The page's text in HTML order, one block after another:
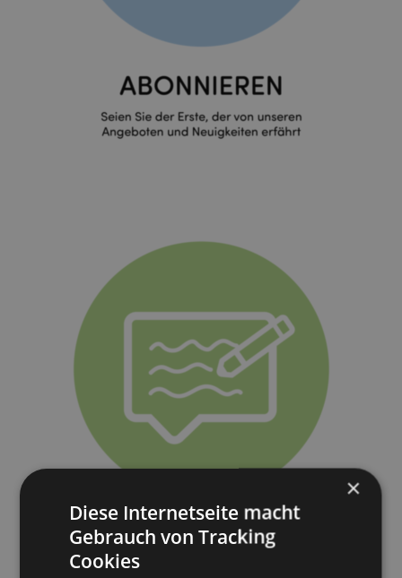
×
Diese Internetseite macht
Gebrauch von Tracking
Cookies